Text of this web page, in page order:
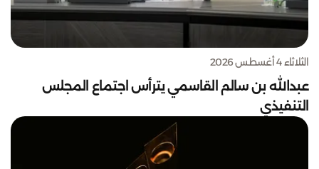
الثلاثاء 4 أغسطس 2026
عبدالله بن سالم القاسمي يترأس اجتماع المجلس
التنفيذي